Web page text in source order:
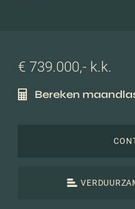
€ 739.000,- k.k.
Bereken